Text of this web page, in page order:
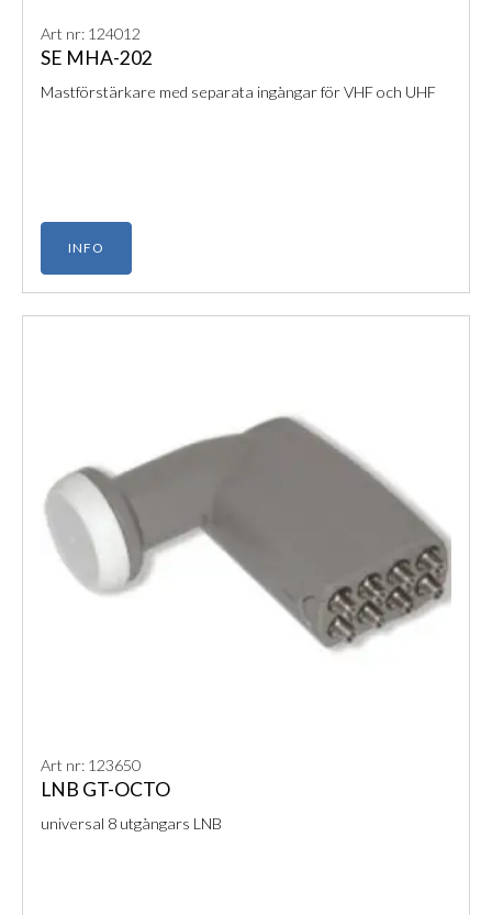
Art nr: 124012
SE MHA-202
Mastförstärkare med separata ingångar för VHF och UHF
INFO
Art nr: 123650
LNB GT-OCTO
universal 8 utgångars LNB